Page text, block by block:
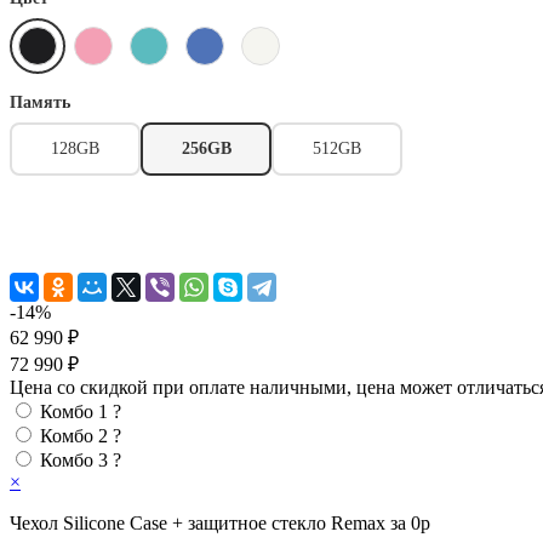
Память
128GB 256GB 512GB
-14%
62 990 ₽
72 990 ₽
Цена со скидкой при оплате наличными, цена может
Комбо 1 ?
Комбо 2 ?
Комбо 3 ?
×
Чехол Silicone Case + защитное стекло Remax за 0р